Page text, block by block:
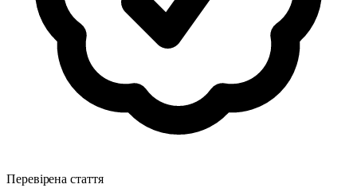
Перевірена стаття